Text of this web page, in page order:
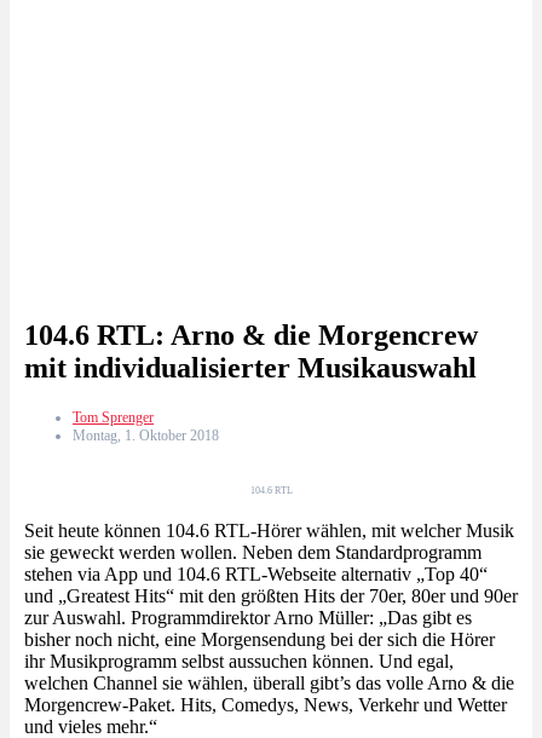
104.6 RTL: Arno & die Morgencrew
mit individualisierter Musikauswahl
Tom Sprenger
Montag, 1. Oktober 2018
104.6 RTL
Seit heute können 104.6 RTL-Hörer wählen, mit welcher Musik
sie geweckt werden wollen. Neben dem Standardprogramm
stehen via App und 104.6 RTL-Webseite alternativ „Top 40“
und „Greatest Hits“ mit den größten Hits der 70er, 80er und 90er
zur Auswahl. Programmdirektor Arno Müller: „Das gibt es
bisher noch nicht, eine Morgensendung bei der sich die Hörer
ihr Musikprogramm selbst aussuchen können. Und egal,
welchen Channel sie wählen, überall gibt’s das volle Arno & die
Morgencrew-Paket. Hits, Comedys, News, Verkehr und Wetter
und vieles mehr.“